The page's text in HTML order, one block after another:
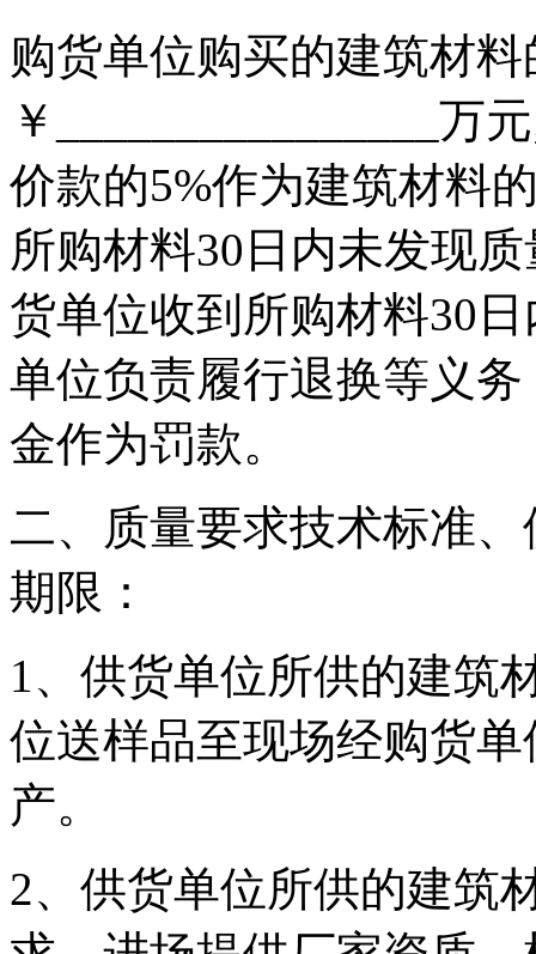
购货单位购买的建筑材
￥________________万
价款的5%作为建筑材料
所购材料30日内未发现
货单位收到所购材料30
单位负责履行退换等义
金作为罚款。
二、质量要求技术标准
期限：
1、供货单位所供的建筑
位送样品至现场经购货
产。
2、供货单位所供的建筑